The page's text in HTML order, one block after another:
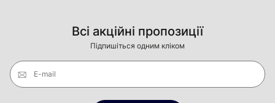
Всі акційні пропозиції
Підпишіться одним кліком
E-mail